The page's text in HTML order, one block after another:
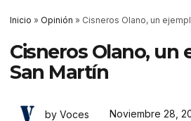
Inicio » Opinión » Cisneros Olano, un
Cisneros Olano, un
San Martín
by Voces Noviembre 28,